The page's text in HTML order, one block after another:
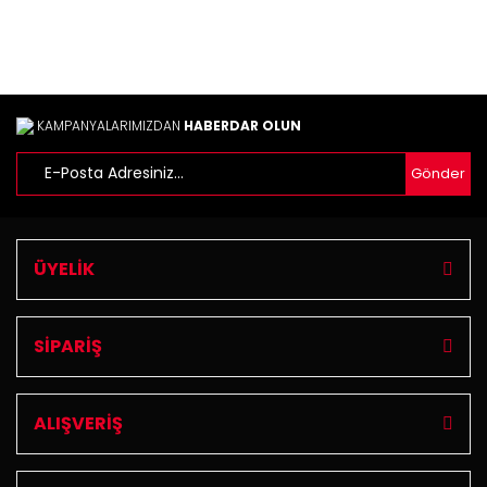
KAMPANYALARIMIZDAN HABERDAR OLUN
Gönder
ÜYELİK
SİPARİŞ
ALIŞVERİŞ